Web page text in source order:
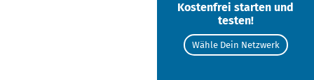
Kostenfrei starten und
testen!
Wähle Dein Netzwerk